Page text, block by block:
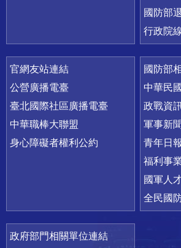
國防部
行政院
官網友站連結
公營廣播電臺
臺北國際社區廣播電臺
中華職棒大聯盟
身心障礙者權利公約
國防部
中華民
政戰資
軍事新
青年日
福利事
國軍人
全民國
政府部門相關單位連結